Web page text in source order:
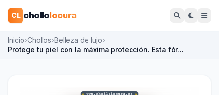
CL chollolocura
Inicio Chollos Belleza de lujo
Protege tu piel con la máxima protección. Esta fór…